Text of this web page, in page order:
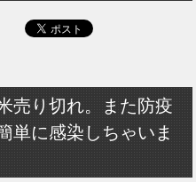
売り切れ。また防疫
単に感染しちゃいま